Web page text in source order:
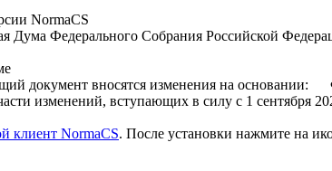
NormaCS
Дума Федерального Собрания Российской
вносятся изменения на основании:
изменений, вступающих в силу с 1 сентября
клиент NormaCS. После установки нажмите на